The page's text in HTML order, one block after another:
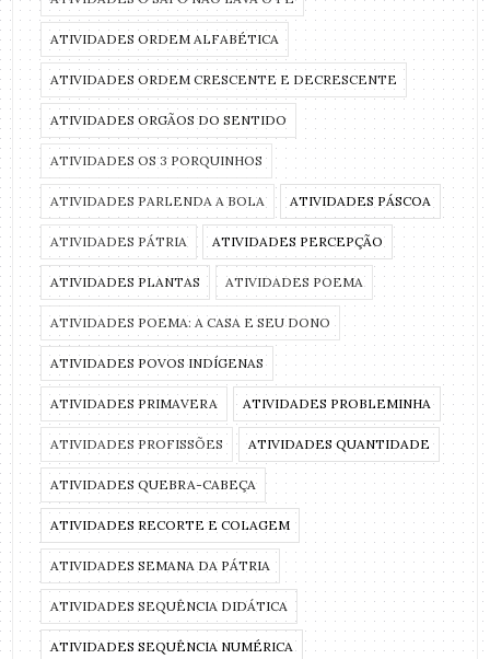
ATIVIDADES ORDEM ALFABÉTICA
ATIVIDADES ORDEM CRESCENTE E DECRESCENTE
ATIVIDADES ORGÃOS DO SENTIDO
ATIVIDADES OS 3 PORQUINHOS
ATIVIDADES PARLENDA A BOLA ATIVIDADES PÁSCOA
ATIVIDADES PÁTRIA ATIVIDADES PERCEPÇÃO
ATIVIDADES PLANTAS ATIVIDADES POEMA
ATIVIDADES POEMA: A CASA E SEU DONO
ATIVIDADES POVOS INDÍGENAS
ATIVIDADES PRIMAVERA ATIVIDADES PROBLEMINHA
ATIVIDADES PROFISSÕES ATIVIDADES QUANTIDADE
ATIVIDADES QUEBRA-CABEÇA
ATIVIDADES RECORTE E COLAGEM
ATIVIDADES SEMANA DA PÁTRIA
ATIVIDADES SEQUÊNCIA DIDÁTICA
ATIVIDADES SEQUÊNCIA NUMÉRICA